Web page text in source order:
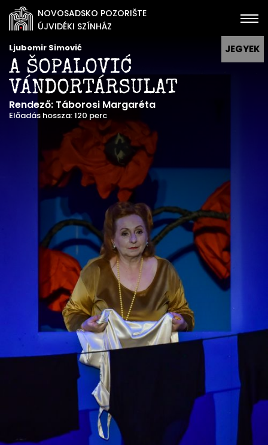
NOVOSADSKO POZORIŠTE
ÚJVIDÉKI SZÍNHÁZ
JEGYEK
Ljubomir Simović
A ŠOPALOVIĆ
VÁNDORTÁRSULAT
Rendező: Táborosi Margaréta
Előadás hossza: 120 perc